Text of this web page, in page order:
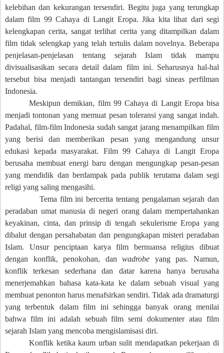
kelebihan dan kekurangan tersendiri. Begitu juga yang terungkap
dalam film 99 Cahaya di Langit Eropa. Jika kita lihat dari segi
kelengkapan cerita, sangat terlihat cerita yang ditampilkan dalam
film tidak selengkap yang telah tertulis dalam novelnya. Beberapa
penjelasan-penjelasan tentang sejarah Islam tidak mampu
divisualisasikan secara detail dalam film ini. Seharusnya hal-hal
tersebut bisa menjadi tantangan tersendiri bagi sineas perfilman
Indonesia.
Meskipun demikian, film 99 Cahaya di Langit Eropa bisa
menjadi tontonan yang memuat pesan toleransi yang sangat indah.
Padahal, film-film Indonesia sudah sangat jarang menampilkan film
yang berisi dan memberikan pesan yang mengandung unsur
edukasi kepada masyarakat. Film 99 Cahaya di Langit Eropa
berusaha membuat energi baru dengan mengungkap pesan-pesan
yang mendidik dan berdampak pada publik terutama dalam segi
religi yang saling mengasihi.
Tema film ini bercerita tentang pengalaman sejarah dan
peradaban umat manusia di negeri orang dalam mempertahankan
keyakinan, cinta, dan prinsip di tengah sekulerisme Eropa yang
dibalut dengan persahabatan dan pengungkapan misteri peradaban
Islam. Unsur penciptaan karya film bernuansa religius dibuat
dengan konflik, penokohan, danwadrobe yang pas. Namun,
konflik terkesan sederhana dan datar karena hanya berusaha
menerjemahkan bahasa kata-kata ke dalam sebuah visual yang
membuat penonton harus menafsirkan sendiri. Tidak ada dramaturgi
yang terbentuk dalam film ini sehingga banyak orang menilai
bahwa film ini adalah sebuah film semi dokumenter atau film
sejarah Islam yang mencoba mengislamisasi diri.
Konflik ketika kaum urban sulit mendapatkan pekerjaan di